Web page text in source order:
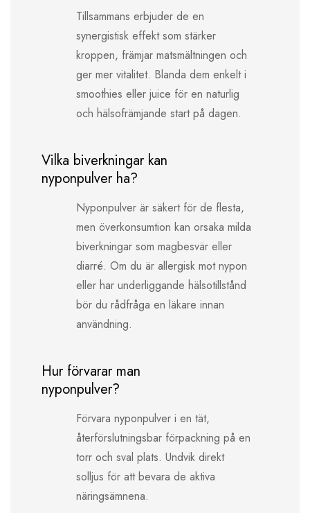
Tillsammans erbjuder de en
synergistisk effekt som stärker
kroppen, främjar matsmältningen och
ger mer vitalitet. Blanda dem enkelt i
smoothies eller juice för en naturlig
och hälsofrämjande start på dagen.
Vilka biverkningar kan
nyponpulver ha?
Nyponpulver är säkert för de flesta,
men överkonsumtion kan orsaka milda
biverkningar som magbesvär eller
diarré. Om du är allergisk mot nypon
eller har underliggande hälsotillstånd
bör du rådfråga en läkare innan
användning.
Hur förvarar man
nyponpulver?
Förvara nyponpulver i en tät,
återförslutningsbar förpackning på en
torr och sval plats. Undvik direkt
solljus för att bevara de aktiva
näringsämnena.